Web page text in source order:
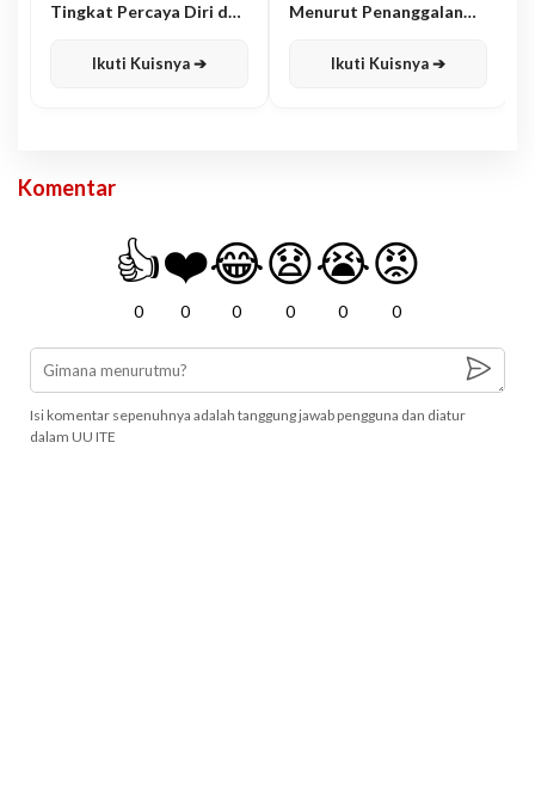
Tingkat Percaya Diri dan
Ikuti Kuisnya ➔
Menurut Penanggalan
Ikuti Kuisnya ➔
Komentar
👍
0
❤️
0
😂
0
😧
0
😭
0
😡
0
Isi komentar sepenuhnya adalah tanggung jawab pengguna dan diatur
dalam UU ITE